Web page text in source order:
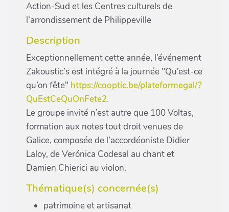
Action-Sud et les Centres culturels de
l’arrondissement de Philippeville
Description
Exceptionnellement cette année, l’événement
Zakoustic’s est intégré à la journée "Qu’est-ce
qu’on fête" https://cooptic.be/plateformegal/?
QuEstCeQuOnFete2.
Le groupe invité n’est autre que 100 Voltas,
formation aux notes tout droit venues de
Galice, composée de l’accordéoniste Didier
Laloy, de Verónica Codesal au chant et
Damien Chierici au violon.
Thématique(s) concernée(s)
patrimoine et artisanat